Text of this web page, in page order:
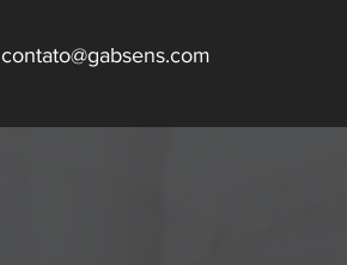
contato@gabsens.com